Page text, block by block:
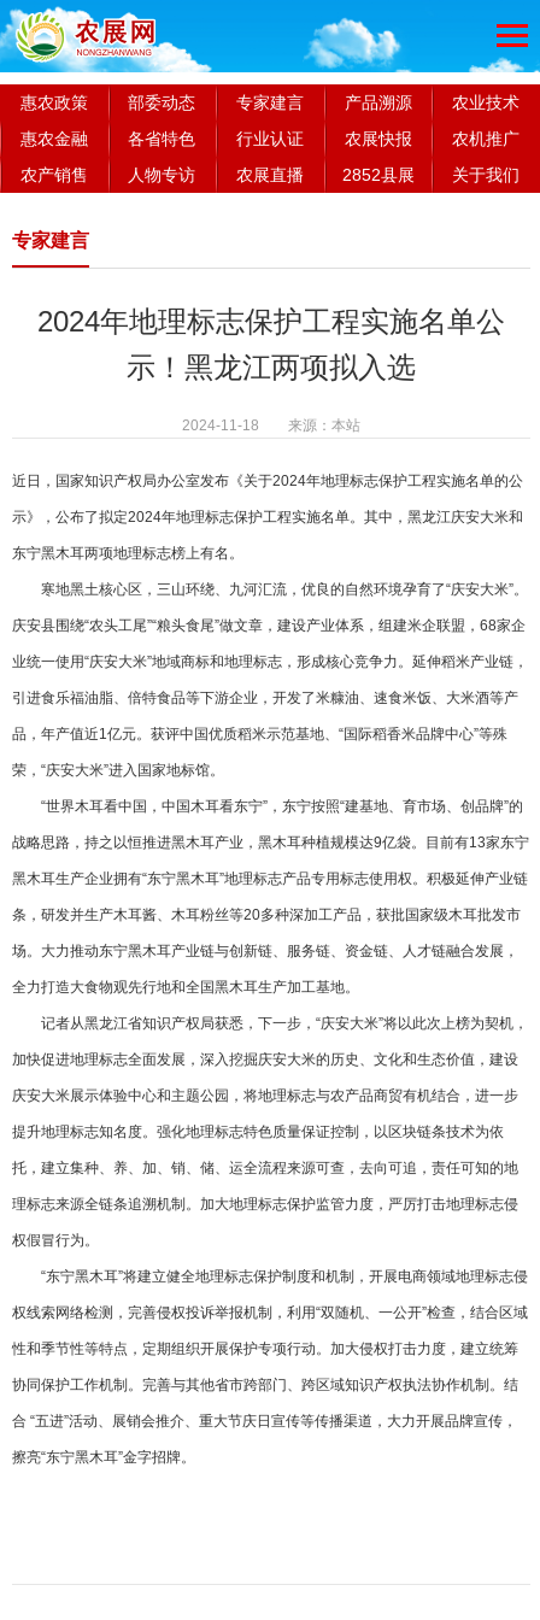
惠农政策 部委动态 专家建言 产品溯源
农业技术
惠农金融
各省特色 行业认证 农展快报
农机推广
农产销售
人物专访 农展直播 2852县展 关于我们
专家建言
2024年地理标志保护工程实施名单公
示！黑龙江两项拟入选
2024-11-18 来源：本站
近日，国家知识产权局办公室发布《关于2024年地理标志保护工程实施名单的公
示》，公布了拟定2024年地理标志保护工程实施名单。其中，黑龙江庆安大米和
东宁黑木耳两项地理标志榜上有名。
寒地黑土核心区，三山环绕、九河汇流，优良的自然环境孕育了“庆安大米”。
庆安县围绕“农头工尾”“粮头食尾”做文章，建设产业体系，组建米企联盟，68家企
业统一使用“庆安大米”地域商标和地理标志，形成核心竞争力。延伸稻米产业链，
引进食乐福油脂、倍特食品等下游企业，开发了米糠油、速食米饭、大米酒等产
品，年产值近1亿元。获评中国优质稻米示范基地、“国际稻香米品牌中心”等殊
荣，“庆安大米”进入国家地标馆。
“世界木耳看中国，中国木耳看东宁”，东宁按照“建基地、育市场、创品牌”的
战略思路，持之以恒推进黑木耳产业，黑木耳种植规模达9亿袋。目前有13家东宁
黑木耳生产企业拥有“东宁黑木耳”地理标志产品专用标志使用权。积极延伸产业链
条，研发并生产木耳酱、木耳粉丝等20多种深加工产品，获批国家级木耳批发市
场。大力推动东宁黑木耳产业链与创新链、服务链、资金链、人才链融合发展，
全力打造大食物观先行地和全国黑木耳生产加工基地。
记者从黑龙江省知识产权局获悉，下一步，“庆安大米”将以此次上榜为契机，
加快促进地理标志全面发展，深入挖掘庆安大米的历史、文化和生态价值，建设
庆安大米展示体验中心和主题公园，将地理标志与农产品商贸有机结合，进一步
提升地理标志知名度。强化地理标志特色质量保证控制，以区块链条技术为依
托，建立集种、养、加、销、储、运全流程来源可查，去向可追，责任可知的地
理标志来源全链条追溯机制。加大地理标志保护监管力度，严厉打击地理标志侵
权假冒行为。
“东宁黑木耳”将建立健全地理标志保护制度和机制，开展电商领域地理标志侵
权线索网络检测，完善侵权投诉举报机制，利用“双随机、一公开”检查，结合区域
性和季节性等特点，定期组织开展保护专项行动。加大侵权打击力度，建立统筹
协同保护工作机制。完善与其他省市跨部门、跨区域知识产权执法协作机制。结
合 “五进”活动、展销会推介、重大节庆日宣传等传播渠道，大力开展品牌宣传，
擦亮“东宁黑木耳”金字招牌。